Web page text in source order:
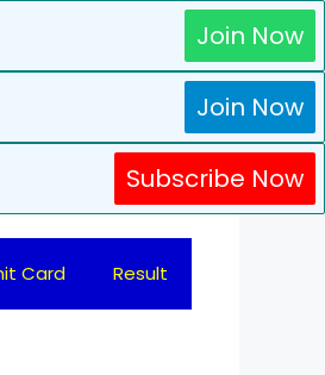
Join Now
Join Now
Subscribe Now
Card Result